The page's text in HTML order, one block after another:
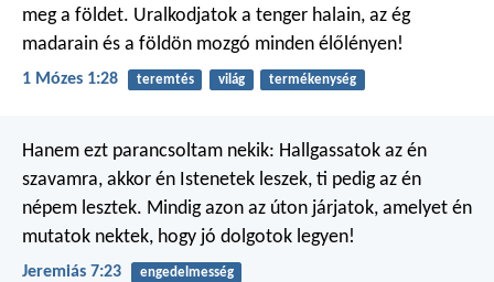
meg a földet. Uralkodjatok a tenger halain, az ég
madarain és a földön mozgó minden élőlényen!
1 Mózes 1:28 teremtés világ termékenység
Hanem ezt parancsoltam nekik: Hallgassatok az én
szavamra, akkor én Istenetek leszek, ti pedig az én
népem lesztek. Mindig azon az úton járjatok, amelyet én
mutatok nektek, hogy jó dolgotok legyen!
Jeremiás 7:23 engedelmesség